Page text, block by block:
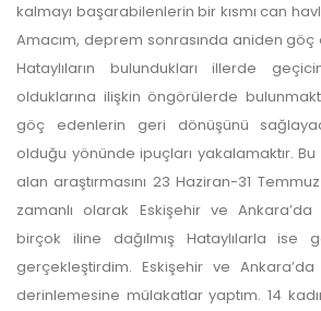
ulaşmadan ödeme yapan
yapılmamaktadır.
kalmayı başarabilenlerin bir kısmı can
Amacım, deprem sonrasında aniden
Hataylıların bulundukları illerde
olduklarına ilişkin öngörülerde
göç edenlerin geri dönüşünü
olduğu yönünde ipuçları yakalamaktır.
alan araştırmasını 23 Haziran-31
zamanlı olarak Eskişehir ve Ankara’da
birçok iline dağılmış Hataylılarla ise
gerçekleştirdim. Eskişehir ve Ankara’da
derinlemesine mülakatlar yaptım. 14